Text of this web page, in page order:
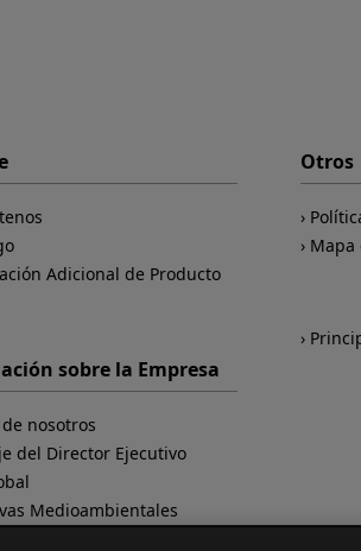
Adicional de Producto
sobre la Empresa
nosotros
del Director Ejecutivo
Medioambientales
Otros
Mapa